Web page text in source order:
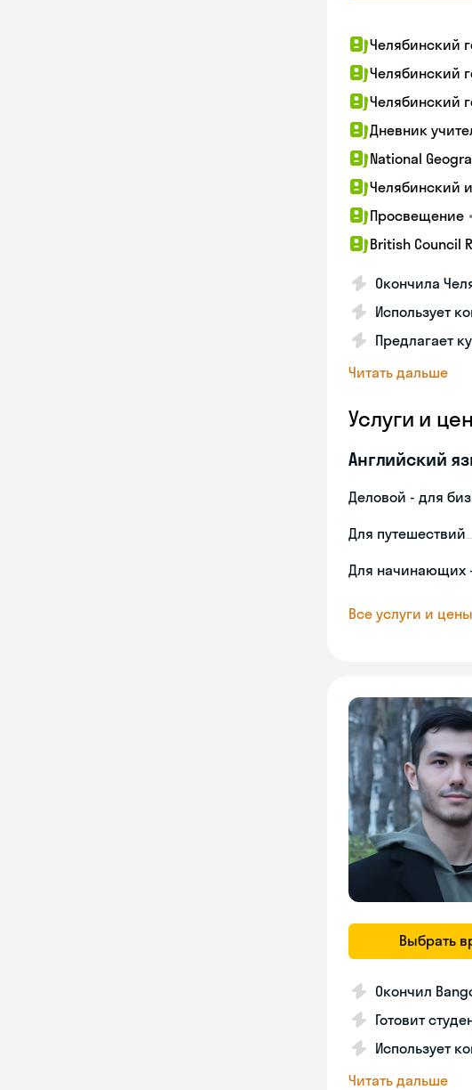
Челябинский
Челябинский
Челябинский
Дневник
National
Челябинский
Просвещение •
British Council
Окончила
Использует
Предлагает
Читать дальше
Услуги и
Английский
Деловой - для
Для путешествий
Для начинающих
Все услуги и
Выбрать
Окончил
Готовит
Использует
Читать дальше